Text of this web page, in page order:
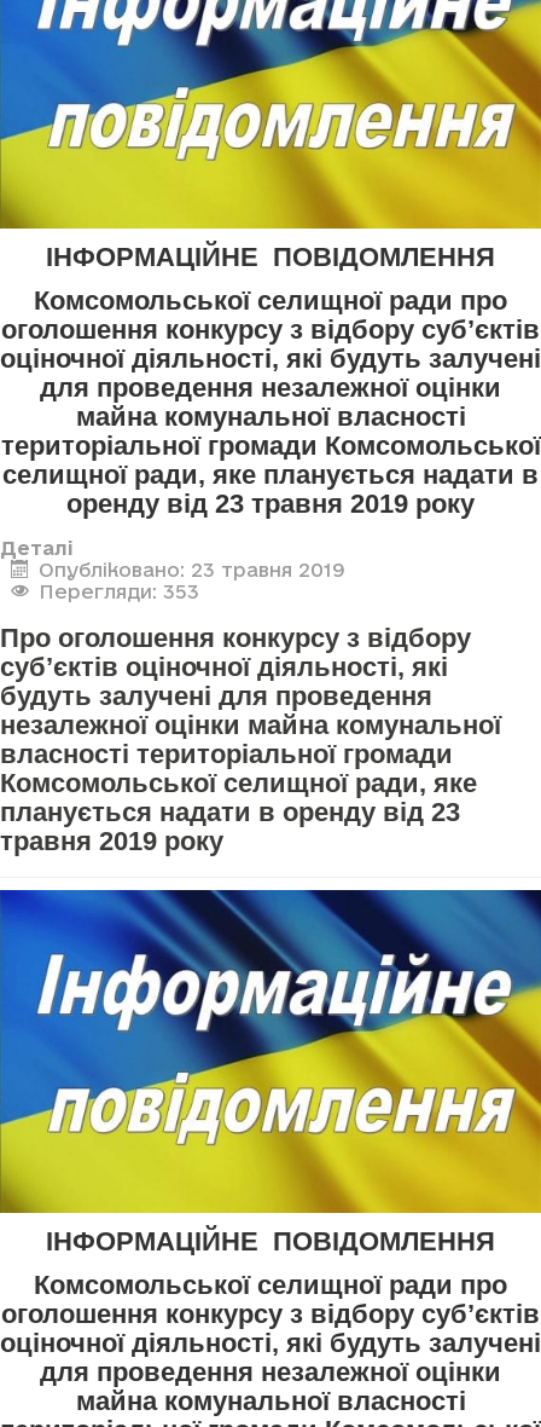
ІНФОРМАЦІЙНЕ ПОВІДОМЛЕННЯ
Комсомольської селищної ради про
оголошення конкурсу з відбору суб’єктів
оціночної діяльності, які будуть залучені
для проведення незалежної оцінки
майна комунальної власності
територіальної громади Комсомольської
селищної ради, яке планується надати в
оренду від 23 травня 2019 року
Деталі
Опубліковано: 23 травня 2019
Перегляди: 353
Про оголошення конкурсу з відбору
суб’єктів оціночної діяльності, які
будуть залучені для проведення
незалежної оцінки майна комунальної
власності територіальної громади
Комсомольської селищної ради, яке
планується надати в оренду від 23
травня 2019 року
ІНФОРМАЦІЙНЕ ПОВІДОМЛЕННЯ
Комсомольської селищної ради про
оголошення конкурсу з відбору суб’єктів
оціночної діяльності, які будуть залучені
для проведення незалежної оцінки
майна комунальної власності